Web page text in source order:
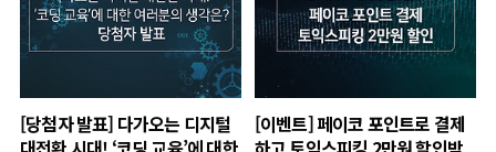
[당첨자 발표] 다가오는 디지털
[이벤트] 페이코 포인트로 결제